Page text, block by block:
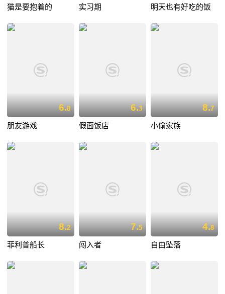
猫是要抱着的 实习期 明天也有好吃的饭
6.8
朋友游戏
6.3
假面饭店
8.7
小偷家族
8.2
菲利普船长
7.5
闯入者
4.8
自由坠落